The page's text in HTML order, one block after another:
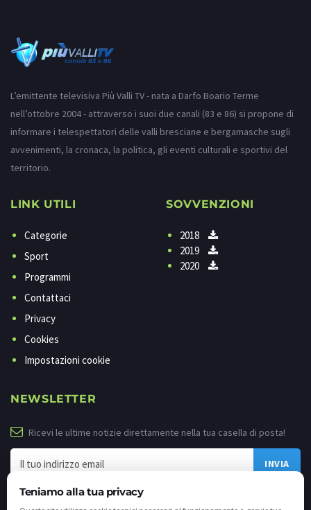
Teniamo alla tua privacy
L’emittente televisiva Più Valli TV - nata a Darfo Boario Terme
nell’ottobre 2004 - attraverso i suoi due canali (83 e 86) si propone di
informare i telespettatori delle valli bresciane e bergamasche sugli
avvenimenti, la cronaca, la politica, gli eventi culturali e sportivi del
territorio.
LINK UTILI
Categorie
Sport
Programmi
Contattaci
Privacy
Cookies
Impostazioni cookie
SOVVENZIONI
2018
2019
2020
NEWSLETTER
Ricevi le ultime notizie direttamente nella tua casella di posta!